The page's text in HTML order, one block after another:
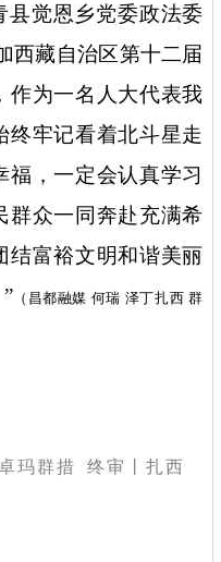
县觉恩乡党委政法委
西藏自治区第十二届
作为一名人大代表我
终牢记看着北斗星走
福，一定会认真学习
群众一同奔赴充满希
结富裕文明和谐美丽
（昌都融媒 何瑞 泽丁扎西 群
玛群措 终审丨扎西